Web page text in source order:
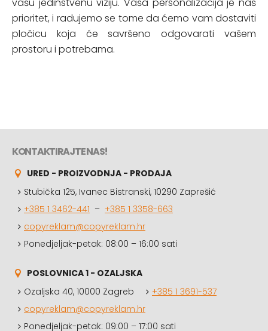
prioritet, i radujemo se tome da ćemo vam dostaviti
pločicu koja će savršeno odgovarati vašem
prostoru i potrebama.
KONTAKTIRAJTE NAS!
URED - PROIZVODNJA - PRODAJA
Stubička 125, Ivanec Bistranski, 10290 Zaprešić
+385 1 3462-441 – +385 1 3358-663
copyreklam@copyreklam.hr
Ponedjeljak-petak: 08:00 – 16:00 sati
POSLOVNICA 1 - OZALJSKA
Ozaljska 40, 10000 Zagreb
+385 1 3691-537
copyreklam@copyreklam.hr
Ponedjeljak-petak: 09:00 – 17:00 sati